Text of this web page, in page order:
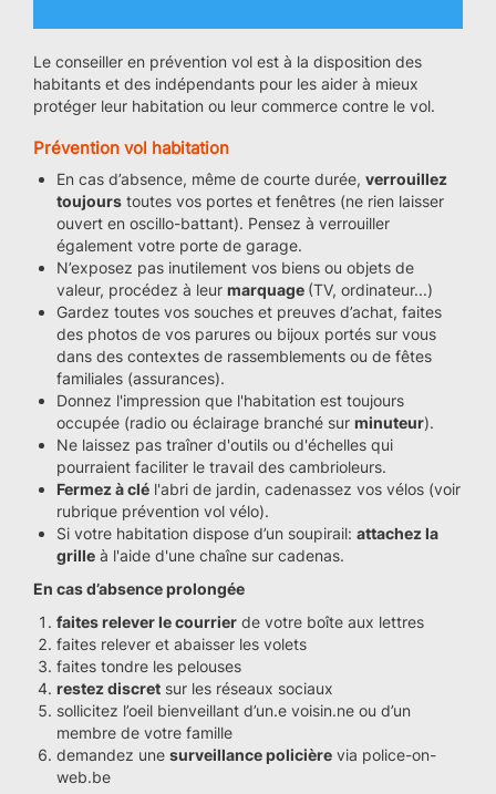
Le conseiller en prévention vol est à la disposition des
habitants et des indépendants pour les aider à mieux
protéger leur habitation ou leur commerce contre le vol.
Prévention vol habitation
En cas d’absence, même de courte durée, verrouillez
toujours toutes vos portes et fenêtres (ne rien laisser
ouvert en oscillo-battant). Pensez à verrouiller
également votre porte de garage.
N’exposez pas inutilement vos biens ou objets de
valeur, procédez à leur marquage (TV, ordinateur...)
Gardez toutes vos souches et preuves d’achat, faites
des photos de vos parures ou bijoux portés sur vous
dans des contextes de rassemblements ou de fêtes
familiales (assurances).
Donnez l'impression que l'habitation est toujours
occupée (radio ou éclairage branché sur minuteur).
Ne laissez pas traîner d'outils ou d'échelles qui
pourraient faciliter le travail des cambrioleurs.
Fermez à clé l'abri de jardin, cadenassez vos vélos (voir
rubrique prévention vol vélo).
Si votre habitation dispose d’un soupirail: attachez la
grille à l'aide d'une chaîne sur cadenas.
En cas d’absence prolongée
faites relever le courrier de votre boîte aux lettres
faites relever et abaisser les volets
faites tondre les pelouses
restez discret sur les réseaux sociaux
sollicitez l’oeil bienveillant d’un.e voisin.ne ou d’un
membre de votre famille
demandez une surveillance policière via police-on-
web.be